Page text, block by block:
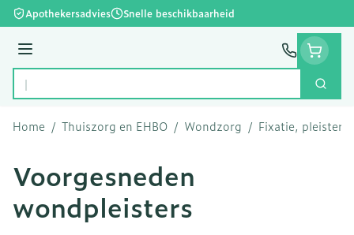
Ga naar de inhoud
Apothekersadvies Snelle beschikbaarheid
Menu
Product, merk, categorie...
Zoek
Home / Thuiszorg en EHBO / Wondzorg / Fixatie, pleisters
Voorgesneden
wondpleisters